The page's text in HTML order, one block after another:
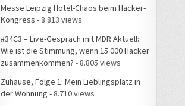
Messe Leipzig Hotel-Chaos beim Hacker-
Kongress - 8.813 views
#34C3 – Live-Gespräch mit MDR Aktuell:
Wie ist die Stimmung, wenn 15.000 Hacker
zusammenkommen? - 8.805 views
Zuhause, Folge 1: Mein Lieblingsplatz in
der Wohnung - 8.710 views